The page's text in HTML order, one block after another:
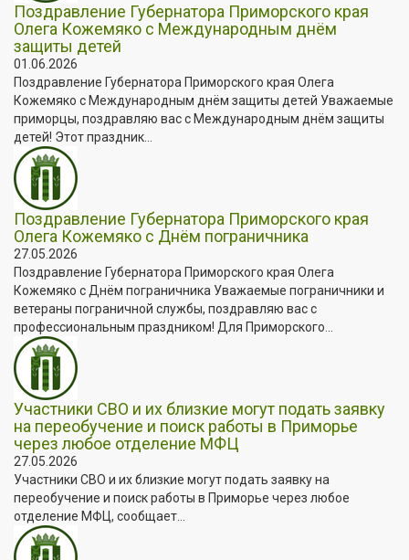
Поздравление Губернатора Приморского края
Олега Кожемяко с Международным днём
защиты детей
01.06.2026
Поздравление Губернатора Приморского края Олега
Кожемяко с Международным днём защиты детей Уважаемые
приморцы, поздравляю вас с Международным днём защиты
детей! Этот праздник...
Поздравление Губернатора Приморского края
Олега Кожемяко с Днём пограничника
27.05.2026
Поздравление Губернатора Приморского края Олега
Кожемяко с Днём пограничника Уважаемые пограничники и
ветераны пограничной службы, поздравляю вас с
профессиональным праздником! Для Приморского...
Участники СВО и их близкие могут подать заявку
на переобучение и поиск работы в Приморье
через любое отделение МФЦ
27.05.2026
Участники СВО и их близкие могут подать заявку на
переобучение и поиск работы в Приморье через любое
отделение МФЦ, сообщает...